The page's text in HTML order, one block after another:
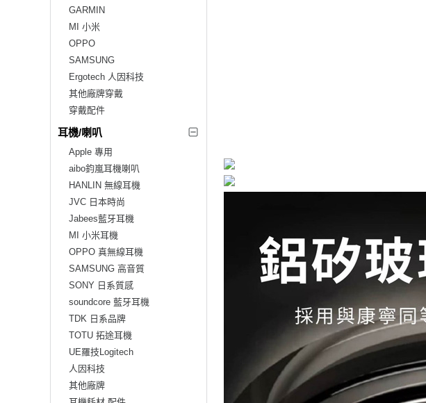
GARMIN
MI 小米
OPPO
SAMSUNG
Ergotech 人因科技
其他廠牌穿戴
穿戴配件
耳機/喇叭
Apple 專用
aibo鈞嵐耳機喇叭
HANLIN 無線耳機
JVC 日本時尚
Jabees藍牙耳機
MI 小米耳機
OPPO 真無線耳機
SAMSUNG 高音質
SONY 日系質感
soundcore 藍牙耳機
TDK 日系品牌
TOTU 拓途耳機
UE羅技Logitech
人因科技
其他廠牌